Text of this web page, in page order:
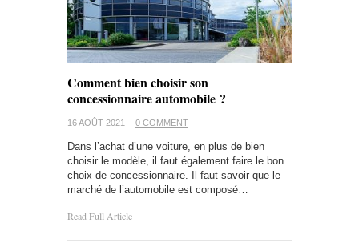
Comment bien choisir son
concessionnaire automobile ?
16 AOÛT 2021 0 COMMENT
Dans l’achat d’une voiture, en plus de bien
choisir le modèle, il faut également faire le bon
choix de concessionnaire. Il faut savoir que le
marché de l’automobile est composé…
Read Full Article